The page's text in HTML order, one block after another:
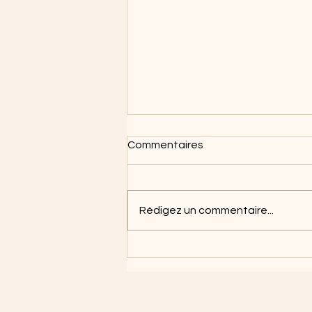
Commentaires
Rédigez un commentaire...